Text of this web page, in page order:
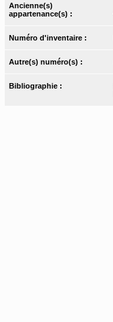
Ancienne(s)
appartenance(s) :
Numéro d'inventaire :
Autre(s) numéro(s) :
Bibliographie :